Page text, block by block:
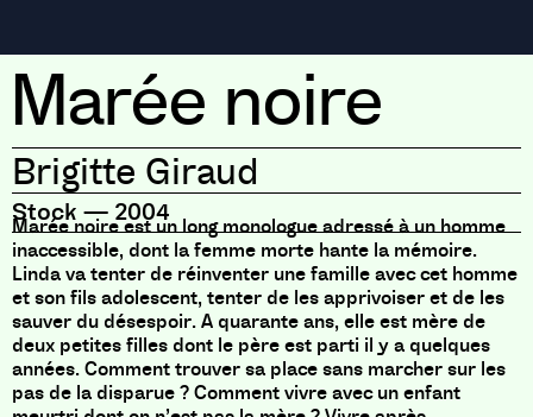
Marée noire
Brigitte Giraud
Stock — 2004
Marée noire est un long monologue adressé à un homme
inaccessible, dont la femme morte hante la mémoire.
Linda va tenter de réinventer une famille avec cet homme
et son fils adolescent, tenter de les apprivoiser et de les
sauver du désespoir. A quarante ans, elle est mère de
deux petites filles dont le père est parti il y a quelques
années. Comment trouver sa place sans marcher sur les
pas de la disparue ? Comment vivre avec un enfant